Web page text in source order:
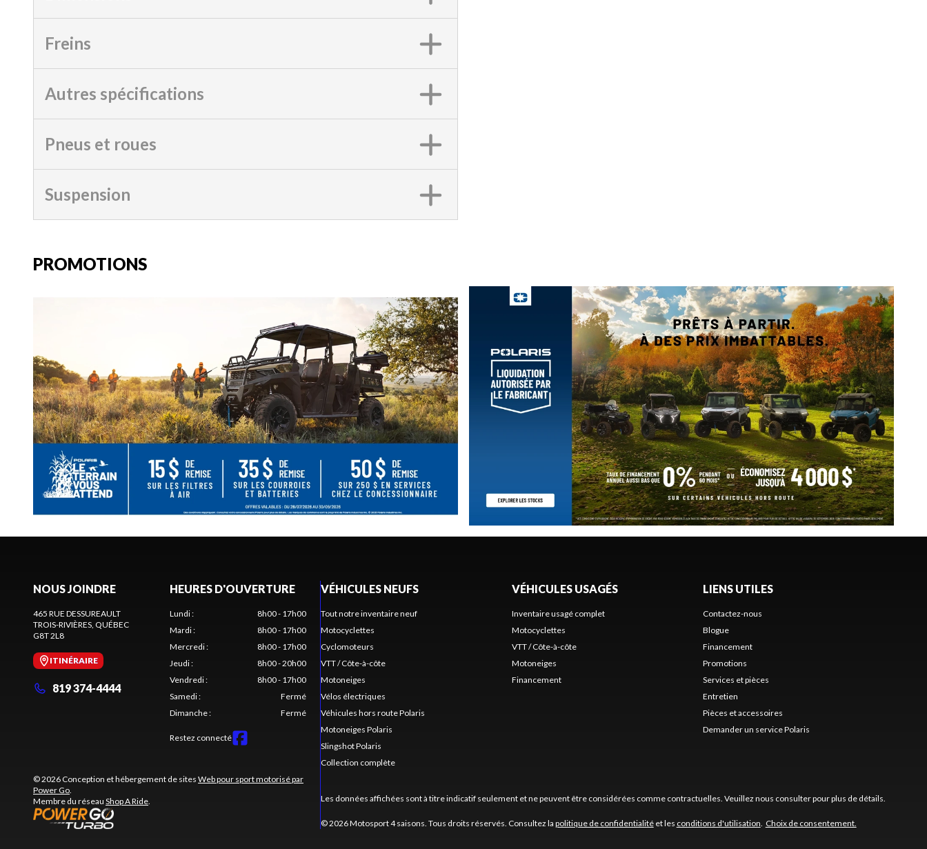
Freins
Autres spécifications
Pneus et roues
Suspension
PROMOTIONS
NOUS JOINDRE
465 RUE DESSUREAULT
TROIS-RIVIÈRES , QUÉBEC
G8T 2L8
ITINÉRAIRE
819 374-4444
HEURES D'OUVERTURE
Lundi:
8h00 - 17h00
Mardi:
8h00 - 17h00
Mercredi:
8h00 - 17h00
Jeudi:
8h00 - 20h00
Vendredi:
8h00 - 17h00
Samedi:
Fermé
Dimanche: Fermé
Restez connecté
© 2026 Conception et hébergement de sites Web pour sport motorisé par
Power Go
Membre du réseau Shop A Ride
VÉHICULES NEUFS
Tout notre inventaire neuf
Motocyclettes
Cyclomoteurs
VTT / Côte-à-côte
Motoneiges
Vélos électriques
Véhicules hors route Polaris
Motoneiges Polaris
Slingshot Polaris
Collection complète
VÉHICULES USAGÉS
Inventaire usagé complet
Motocyclettes
VTT / Côte-à-côte
Motoneiges
Financement
LIENS UTILES
Contactez-nous
Blogue
Financement
Promotions
Services et pièces
Entretien
Pièces et accessoires
Demander un service Polaris
Les données affichées sont à titre indicatif seulement et ne peuvent être considérées comme contractuelles. Veuillez nous consulter pour plus de détails.
© 2026 Motosport 4 saisons. Tous droits réservés. Consultez la politique de confidentialitéet les conditions d'utilisation Choix de consentement.